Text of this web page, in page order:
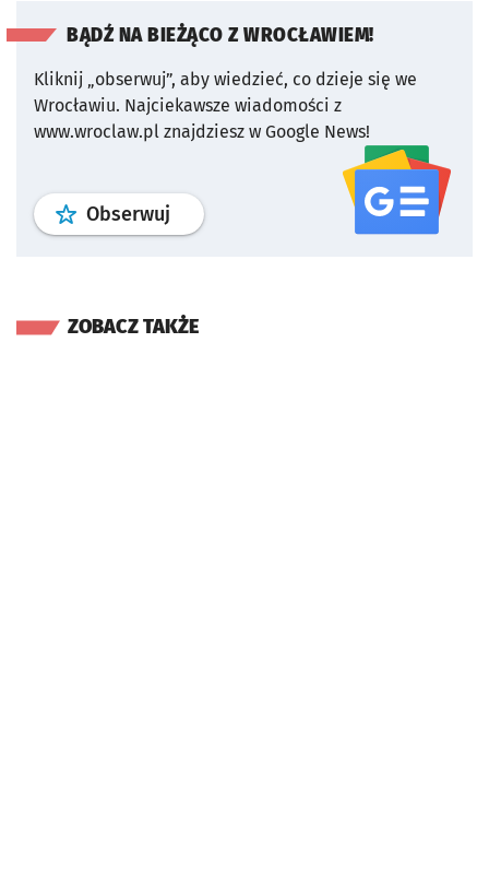
BĄDŹ NA BIEŻĄCO Z WROCŁAWIEM!
Kliknij „obserwuj”, aby wiedzieć, co dzieje się we
Wrocławiu. Najciekawsze wiadomości z
www.wroclaw.pl znajdziesz w Google News!
Obserwuj profil serwisu
ZOBACZ TAKŻE